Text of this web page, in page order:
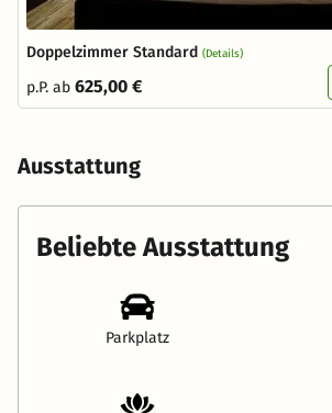
Doppelzimmer Standard (Details)
p.P. ab 625,00 €
Ausstattung
Beliebte Ausstattung
Parkplatz